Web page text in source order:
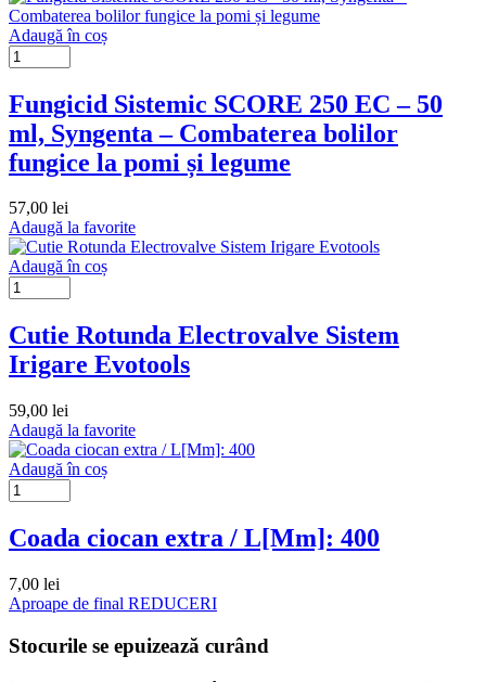
Adaugă în coș
Fungicid Sistemic SCORE 250 EC – 50
ml, Syngenta – Combaterea bolilor
fungice la pomi și legume
57,00 lei
Adaugă la favorite
Adaugă în coș
Cutie Rotunda Electrovalve Sistem
Irigare Evotools
59,00 lei
Adaugă la favorite
Adaugă în coș
Coada ciocan extra / L[Mm]: 400
7,00 lei
Aproape de final REDUCERI
Stocurile se epuizează curând